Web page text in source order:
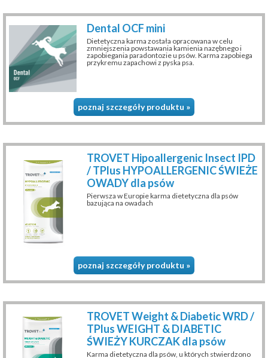
Dental OCF mini
Dietetyczna karma została opracowana w celu
zmniejszenia powstawania kamienia nazębnego i
zapobiegania paradontozie u psów. Karma zapobiega
przykremu zapachowi z pyska psa.
poznaj szczegóły produktu »
TROVET Hipoallergenic Insect IPD
/ TPlus HYPOALLERGENIC ŚWIEŻE
OWADY dla psów
Pierwsza w Europie karma dietetyczna dla psów
bazująca na owadach
poznaj szczegóły produktu »
TROVET Weight & Diabetic WRD /
TPlus WEIGHT & DIABETIC
ŚWIEŻY KURCZAK dla psów
Karma dietetyczna dla psów, u których stwierdzono